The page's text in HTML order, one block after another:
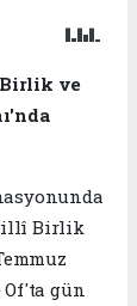
Birlik ve
Birlik
gün